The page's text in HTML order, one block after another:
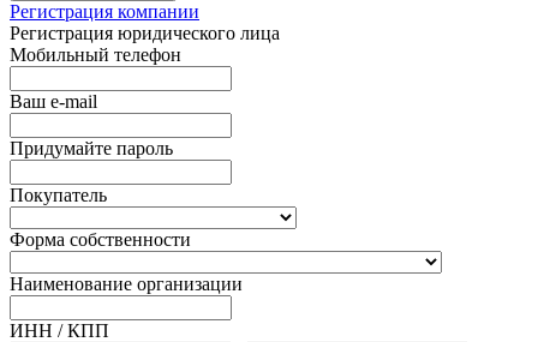
Регистрация компании
Регистрация юридического лица
Мобильный телефон
Ваш e-mail
Придумайте пароль
Покупатель
Форма собственности
Наименование организации
ИНН / КПП